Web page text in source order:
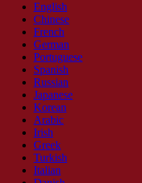
English
Chinese
French
German
Portuguese
Spanish
Russian
Japanese
Korean
Arabic
Irish
Greek
Turkish
Italian